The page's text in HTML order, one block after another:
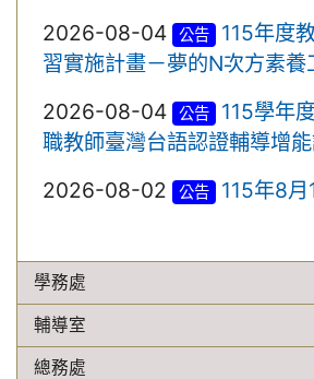
2026-08-04
公告
115年度
習實施計畫－夢的N次方素養
2026-08-04
公告
115學年
職教師臺灣台語認證輔導增
2026-08-02
公告
115年8
學務處
輔導室
總務處